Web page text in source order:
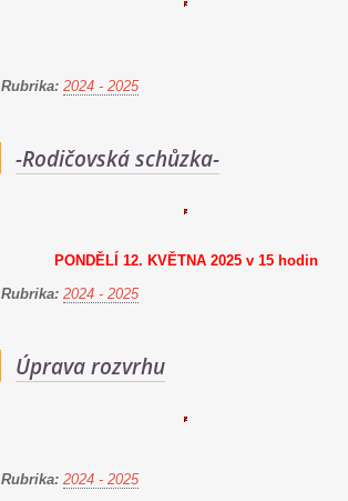
Rubrika: 2024 - 2025
-Rodičovská schůzka-
PONDĚLÍ 12. KVĚTNA 2025 v 15 hodin
Rubrika: 2024 - 2025
Úprava rozvrhu
Rubrika: 2024 - 2025